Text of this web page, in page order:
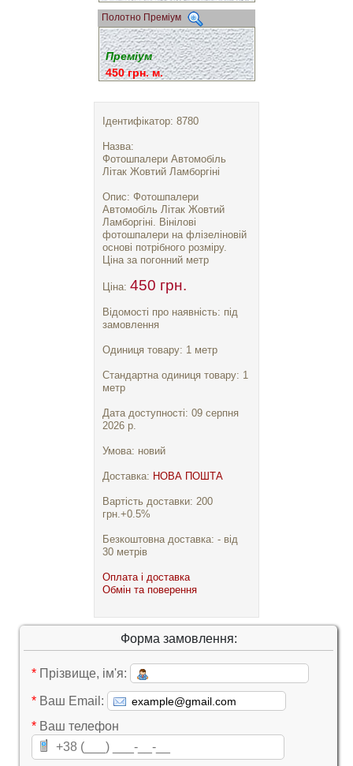
Полотно Преміум
Преміум
450 грн. м.
Ідентифікатор: 8780
Назва:
Фотошпалери Автомобіль
Літак Жовтий Ламборгіні
Опис: Фотошпалери
Автомобіль Літак Жовтий
Ламборгіні. Вінілові
фотошпалери на флізеліновій
основі потрібного розміру.
Ціна за погонний метр
Ціна: 450 грн.
Відомості про наявність: під
замовлення
Одиниця товару: 1 метр
Стандартна одиниця товару: 1
метр
Дата доступності: 09 серпня
2026 р.
Умова: новий
Доставка: НОВА ПОШТА
Вартість доставки: 200
грн.+0.5%
Безкоштовна доставка: - від
30 метрів
Оплата і доставка
Обмін та поверення
Форма замовлення:
* Прізвище, ім'я:
* Ваш Email:
* Ваш телефон